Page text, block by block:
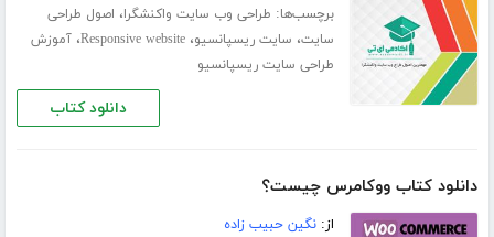
برچسب‌ها: طراحی وب سایت واکنشگرا، اصول طراحی
سایت، سایت ریسپانسیو،Responsive website،آموزش
طراحی سایت ریسپانسیو
دانلود کتاب
دانلود کتاب ووکامرس چیست؟
از:نگین حبیب زاده